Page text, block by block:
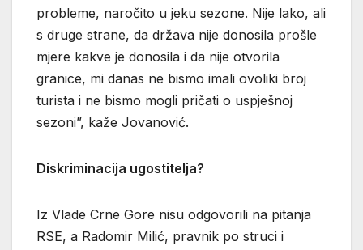
probleme, naročito u jeku sezone. Nije lako, ali
s druge strane, da država nije donosila prošle
mjere kakve je donosila i da nije otvorila
granice, mi danas ne bismo imali ovoliki broj
turista i ne bismo mogli pričati o uspješnoj
sezoni”, kaže Jovanović.
Diskriminacija ugostitelja?
Iz Vlade Crne Gore nisu odgovorili na pitanja
RSE, a Radomir Milić, pravnik po struci i